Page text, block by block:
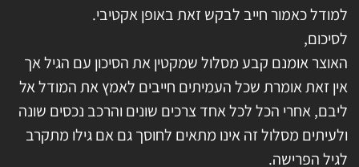
למודל כאמור חייב לבקש זאת באופן אקטיבי.
לסיכום,
האוצר אומנם קבע מסלול שמקטין את הסיכון עם הגיל אך
אין זאת אומרת שכל העמיתים חייבים לאמץ את המודל אל
ליבם, אחרי הכל לכל אחד צרכים שונים והרכב נכסים שונה
ולעיתים מסלול זה אינו מתאים לחוסך גם אם גילו מתקרב
לגיל הפרישה.